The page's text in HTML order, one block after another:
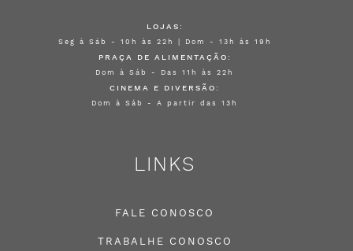
LOJAS:
Seg à Sáb - 10h às 22h | Dom - 13h às 19h
PRAÇA DE ALIMENTAÇÃO:
Dom à Sáb - Das 11h às 22h
CINEMA E DIVERSÃO:
Dom à Sáb - A partir das 13h
LINKS
FALE CONOSCO
TRABALHE CONOSCO